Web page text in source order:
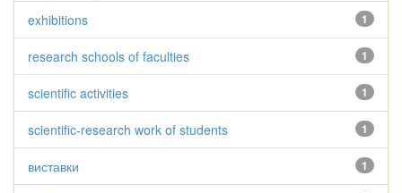
1
exhibitions
1
research schools of faculties
1
scientific activities
1
scientific-research work of students
1
виставки